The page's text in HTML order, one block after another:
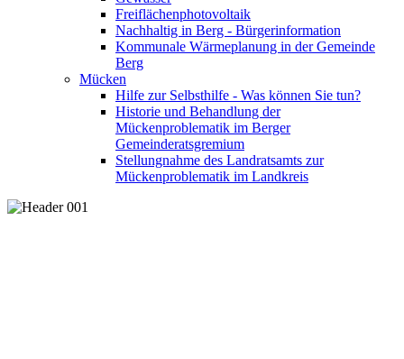
Freiflächenphotovoltaik
Nachhaltig in Berg - Bürgerinformation
Kommunale Wärmeplanung in der Gemeinde
Berg
Mücken
Hilfe zur Selbsthilfe - Was können Sie tun?
Historie und Behandlung der
Mückenproblematik im Berger
Gemeinderatsgremium
Stellungnahme des Landratsamts zur
Mückenproblematik im Landkreis